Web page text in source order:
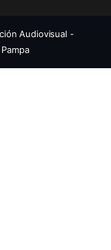
Audiovisual -